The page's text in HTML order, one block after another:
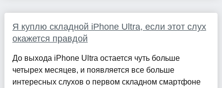
Я куплю складной iPhone Ultra, если этот слух
окажется правдой
До выхода iPhone Ultra остается чуть больше
четырех месяцев, и появляется все больше
интересных слухов о первом складном смартфоне